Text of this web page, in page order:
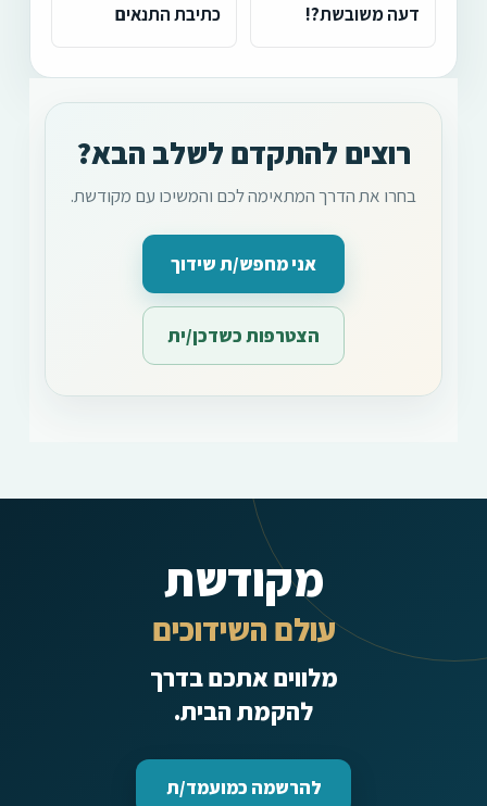
דעה משובשת?! כתיבת התנאים
רוצים להתקדם לשלב הבא?
בחרו את הדרך המתאימה לכם והמשיכו עם מקודשת.
אני מחפש/ת שידוך
הצטרפות כשדכן/ית
מקודשת
עולם השידוכים
מלווים אתכם בדרך
להקמת הבית.
להרשמה כמועמד/ת